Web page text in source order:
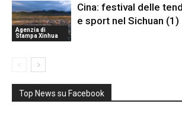
Agenzia di
Stampa Xinhua
Cina: festival delle
e sport nel Sichuan (1)
Top News su Facebook